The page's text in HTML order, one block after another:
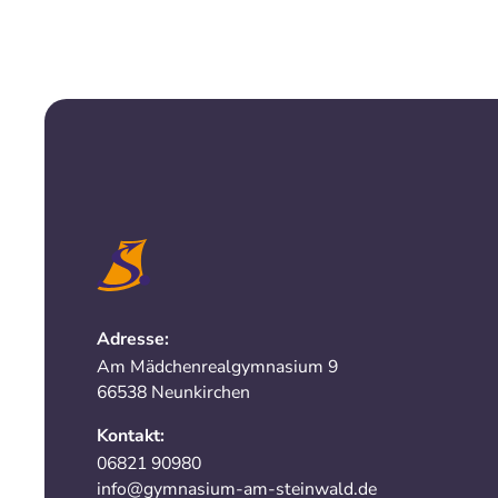
Adresse:
Am Mädchenrealgymnasium 9
66538 Neunkirchen
Kontakt:
06821 90980
info@gymnasium-am-steinwald.de